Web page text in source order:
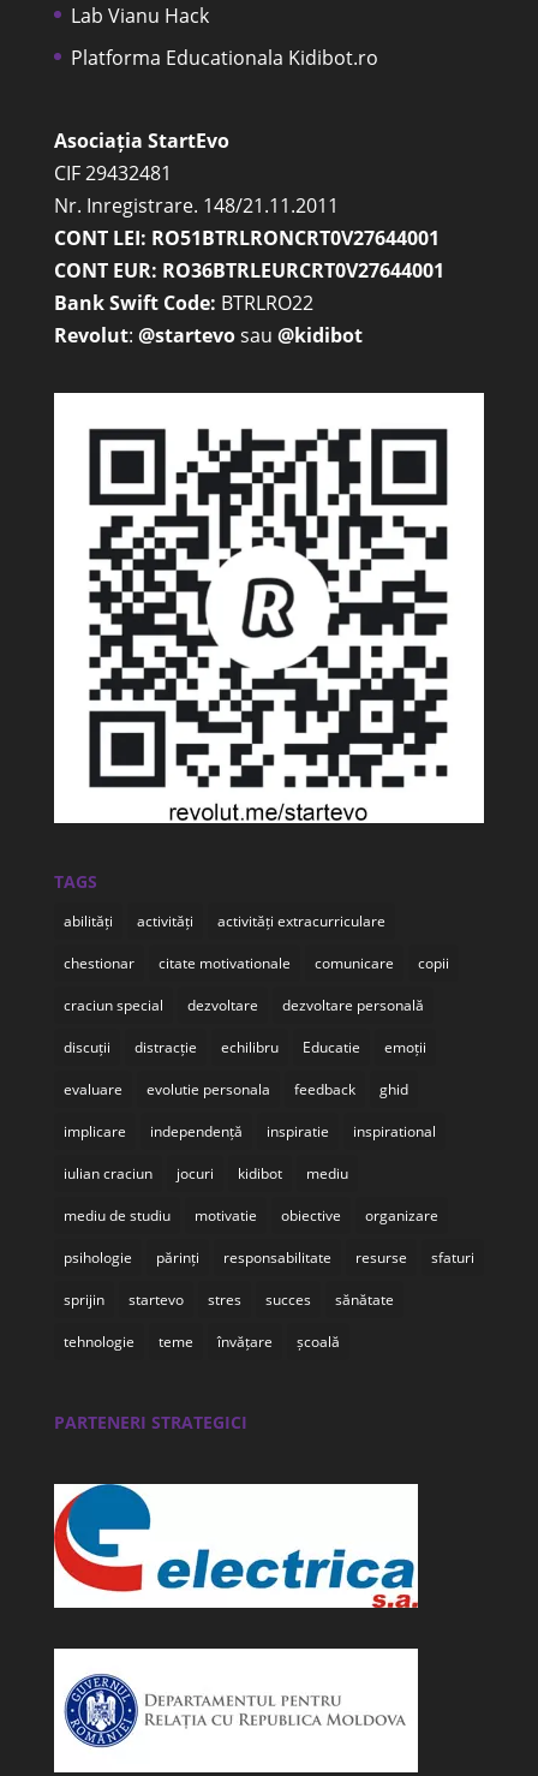
Lab Vianu Hack
Platforma Educationala Kidibot.ro
Asociația StartEvo
CIF 29432481
Nr. Inregistrare. 148/21.11.2011
CONT LEI: RO51BTRLRONCRT0V27644001
CONT EUR: RO36BTRLEURCRT0V27644001
Bank Swift Code: BTRLRO22
Revolut: @startevosau @kidibot
TAGS
abilități activități activități extracurriculare
chestionar citate motivationale comunicare copii
craciun special dezvoltare dezvoltare personală
discuții distracție echilibru Educatie emoții
evaluare evolutie personala feedback ghid
implicare independență inspiratie inspirational
iulian craciun jocuri kidibot mediu
mediu de studiu motivatie obiective organizare
psihologie părinți responsabilitate resurse sfaturi
sprijin startevo stres succes sănătate
tehnologie teme învățare școală
PARTENERI STRATEGICI